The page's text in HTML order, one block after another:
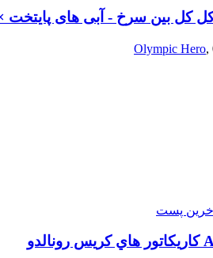
کل بین سرخ - آبی های پایتخت
Olympic Hero,
كاريكاتور هاي كريس رونالدو